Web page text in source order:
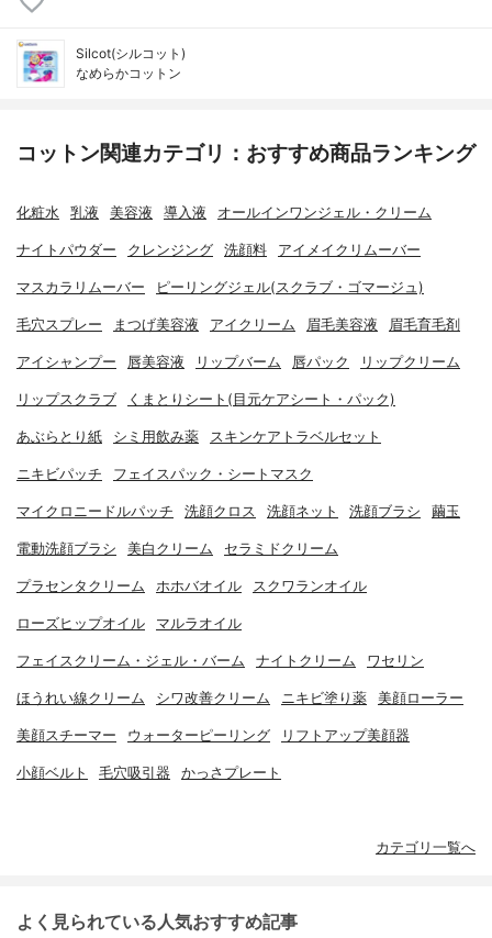
Silcot(シルコット)
なめらかコットン
コットン関連カテゴリ：おすすめ商品ランキング
化粧水 乳液 美容液 導入液 オールインワンジェル・クリーム
ナイトパウダー クレンジング 洗顔料 アイメイクリムーバー
マスカラリムーバー ピーリングジェル(スクラブ・ゴマージュ)
毛穴スプレー まつげ美容液 アイクリーム 眉毛美容液 眉毛育毛剤
アイシャンプー 唇美容液 リップバーム 唇パック リップクリーム
リップスクラブ くまとりシート(目元ケアシート・パック)
あぶらとり紙 シミ用飲み薬 スキンケアトラベルセット
ニキビパッチ フェイスパック・シートマスク
マイクロニードルパッチ 洗顔クロス 洗顔ネット 洗顔ブラシ 繭玉
電動洗顔ブラシ 美白クリーム セラミドクリーム
プラセンタクリーム ホホバオイル スクワランオイル
ローズヒップオイル マルラオイル
フェイスクリーム・ジェル・バーム ナイトクリーム ワセリン
ほうれい線クリーム シワ改善クリーム ニキビ塗り薬 美顔ローラー
美顔スチーマー ウォーターピーリング リフトアップ美顔器
小顔ベルト 毛穴吸引器 かっさプレート
カテゴリ一覧へ
よく見られている人気おすすめ記事